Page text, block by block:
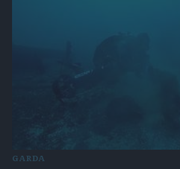
GARDA